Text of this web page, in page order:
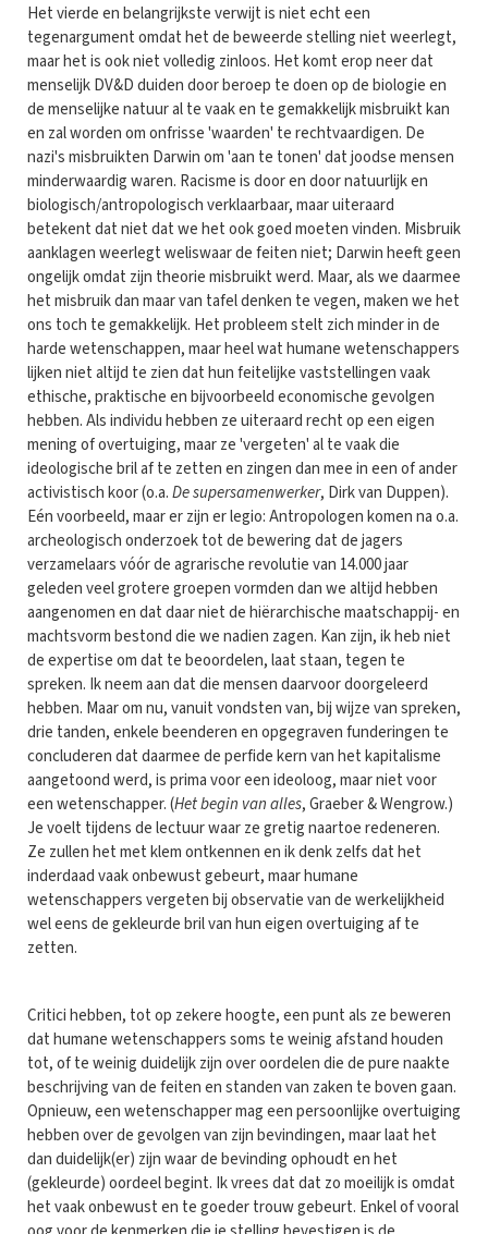
Het vierde en belangrijkste verwijt is niet echt een
tegenargument omdat het de beweerde stelling niet weerlegt,
maar het is ook niet volledig zinloos. Het komt erop neer dat
menselijk DV&D duiden door beroep te doen op de biologie en
de menselijke natuur al te vaak en te gemakkelijk misbruikt kan
en zal worden om onfrisse 'waarden' te rechtvaardigen. De
nazi's misbruikten Darwin om 'aan te tonen' dat joodse mensen
minderwaardig waren. Racisme is door en door natuurlijk en
biologisch/antropologisch verklaarbaar, maar uiteraard
betekent dat niet dat we het ook goed moeten vinden. Misbruik
aanklagen weerlegt weliswaar de feiten niet; Darwin heeft geen
ongelijk omdat zijn theorie misbruikt werd. Maar, als we daarmee
het misbruik dan maar van tafel denken te vegen, maken we het
ons toch te gemakkelijk. Het probleem stelt zich minder in de
harde wetenschappen, maar heel wat humane wetenschappers
lijken niet altijd te zien dat hun feitelijke vaststellingen vaak
ethische, praktische en bijvoorbeeld economische gevolgen
hebben. Als individu hebben ze uiteraard recht op een eigen
mening of overtuiging, maar ze 'vergeten' al te vaak die
ideologische bril af te zetten en zingen dan mee in een of ander
activistisch koor (o.a.De supersamenwerker, Dirk van Duppen).
Eén voorbeeld, maar er zijn er legio: Antropologen komen na o.a.
archeologisch onderzoek tot de bewering dat de jagers
verzamelaars vóór de agrarische revolutie van 14.000 jaar
geleden veel grotere groepen vormden dan we altijd hebben
aangenomen en dat daar niet de hiërarchische maatschappij- en
machtsvorm bestond die we nadien zagen. Kan zijn, ik heb niet
de expertise om dat te beoordelen, laat staan, tegen te
spreken. Ik neem aan dat die mensen daarvoor doorgeleerd
hebben. Maar om nu, vanuit vondsten van, bij wijze van spreken,
drie tanden, enkele beenderen en opgegraven funderingen te
concluderen dat daarmee de perfide kern van het kapitalisme
aangetoond werd, is prima voor een ideoloog, maar niet voor
een wetenschapper. (Het begin van alles, Graeber & Wengrow.)
Je voelt tijdens de lectuur waar ze gretig naartoe redeneren.
Ze zullen het met klem ontkennen en ik denk zelfs dat het
inderdaad vaak onbewust gebeurt, maar humane
wetenschappers vergeten bij observatie van de werkelijkheid
wel eens de gekleurde bril van hun eigen overtuiging af te
zetten.
Critici hebben, tot op zekere hoogte, een punt als ze beweren
dat humane wetenschappers soms te weinig afstand houden
tot, of te weinig duidelijk zijn over oordelen die de pure naakte
beschrijving van de feiten en standen van zaken te boven gaan.
Opnieuw, een wetenschapper mag een persoonlijke overtuiging
hebben over de gevolgen van zijn bevindingen, maar laat het
dan duidelijk(er) zijn waar de bevinding ophoudt en het
(gekleurde) oordeel begint. Ik vrees dat dat zo moeilijk is omdat
het vaak onbewust en te goeder trouw gebeurt. Enkel of vooral